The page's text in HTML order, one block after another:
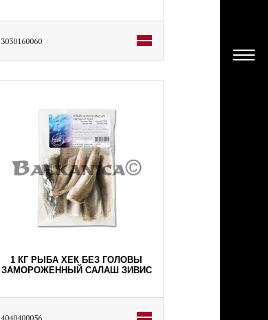
3030160060
1 КГ РЫБА ХЕК БЕЗ ГОЛОВЫ
ЗАМОРОЖЕННЫЙ САЛАШ ЗИВИС
4040400056